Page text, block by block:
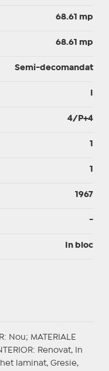
68.61 mp
68.61 mp
Semi-decomandat
4/P+4
1
1
1967
-
In bloc
: Nou; MATERIALE
: Renovat, In
laminat, Gresie,